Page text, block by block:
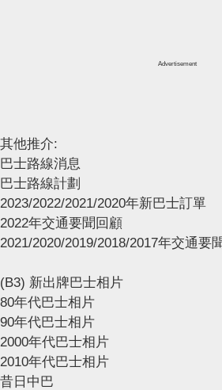
Advertisement
其他推介:
巴士路線消息
巴士路線計劃
2023/2022/2021/2020年新巴士訂單
2022年交通要聞回顧
2021/2020/2019/2018/2017年交通要
(B3) 新出牌巴士相片
80年代巴士相片
90年代巴士相片
2000年代巴士相片
2010年代巴士相片
昔日中巴